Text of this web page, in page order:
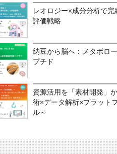
レオロジー×成分分析で
評価戦略
納豆から脳へ：メタボロ
プチド
資源活用を「素材開発」
術×データ解析×プラット
ル～